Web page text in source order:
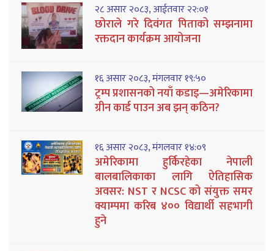
२८ असार २०८३, आईतवार २२:०१
छोराले गरे दिवंगत पिताको सम्झनामा
रक्तदान कार्यक्रम आयोजना
१६ असार २०८३, मंगलवार १९:५०
ट्रम्प प्रशासनको नयाँ कडाइ—अमेरिकामा
ग्रीन कार्ड पाउन अब झन् कठिन?
१६ असार २०८३, मंगलवार १४:०९
अमेरिकामा हुर्किरहेका नेपाली
बालबालिकाका लागि ऐतिहासिक
अवसर: NST र NCSC को संयुक्त समर
क्याम्पमा करिब ४०० विद्यार्थी सहभागी
हुने